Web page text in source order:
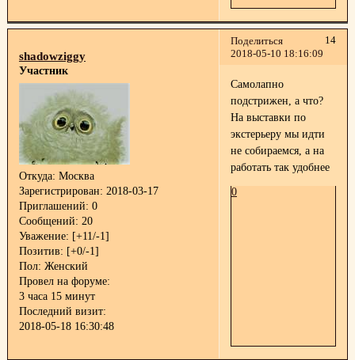
Поделиться
14
2018-05-10 18:16:09
shadowziggy
Участник
Откуда: Москва
Зарегистрирован: 2018-03-17
Приглашений: 0
Сообщений: 20
Уважение: [+11/-1]
Позитив: [+0/-1]
Пол: Женский
Провел на форуме:
3 часа 15 минут
Последний визит:
2018-05-18 16:30:48
Самолапно
подстрижен, а что?
На выставки по
экстерьеру мы идти
не собираемся, а на
работать так удобнее
0